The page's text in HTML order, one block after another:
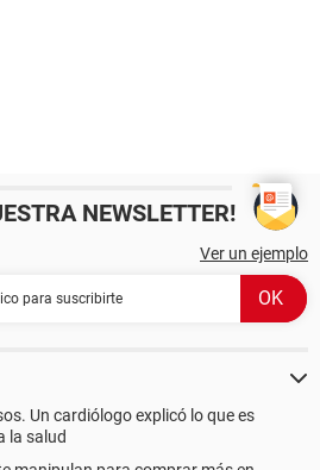
NEWSLETTER!
Ver un ejemplo
Un cardiólogo explicó lo que es
la salud